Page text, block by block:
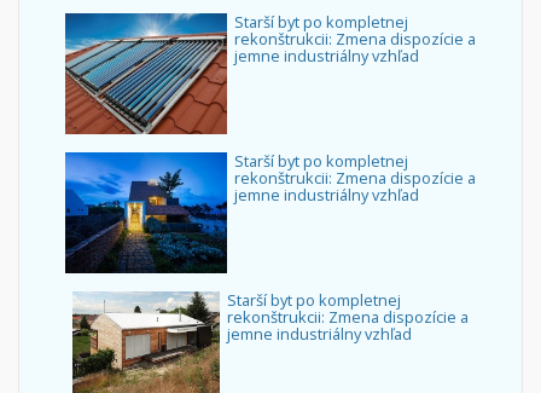
Starší byt po kompletnej
rekonštrukcii: Zmena dispozície a
jemne industriálny vzhľad
Starší byt po kompletnej
rekonštrukcii: Zmena dispozície a
jemne industriálny vzhľad
Starší byt po kompletnej
rekonštrukcii: Zmena dispozície a
jemne industriálny vzhľad